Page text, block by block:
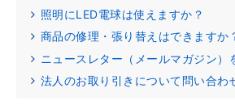
照明にLED電球は使えますか？
商品の修理・張り替えはできますか
ニュースレター（メールマガジン）
法人のお取り引きについて問い合わ